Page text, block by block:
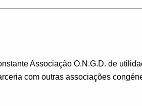
Associação O.N.G.D. de
com outras associações